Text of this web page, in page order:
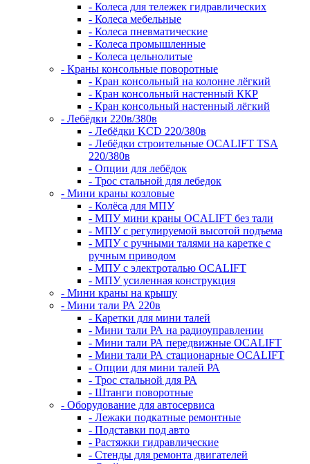
- Колеса для тележек гидравлических
- Колеса мебельные
- Колеса пневматические
- Колеса промышленные
- Колеса цельнолитые
- Краны консольные поворотные
- Кран консольный на колонне лёгкий
- Кран консольный настенный ККР
- Кран консольный настенный лёгкий
- Лебёдки 220в/380в
- Лебёдки KCD 220/380в
- Лебёдки строительные OCALIFT TSA
220/380в
- Опции для лебёдок
- Трос стальной для лебедок
- Мини краны козловые
- Колёса для МПУ
- МПУ мини краны OCALIFT без тали
- МПУ с регулируемой высотой подъема
- МПУ с ручными талями на каретке с
ручным приводом
- МПУ с электроталью OCALIFT
- МПУ усиленная конструкция
- Мини краны на крышу
- Мини тали РА 220в
- Каретки для мини талей
- Мини тали РА на радиоуправлении
- Мини тали РА передвижные OCALIFT
- Мини тали РА стационарные OCALIFT
- Опции для мини талей РА
- Трос стальной для РА
- Штанги поворотные
- Оборудование для автосервиса
- Лежаки подкатные ремонтные
- Подставки под авто
- Растяжки гидравлические
- Стенды для ремонта двигателей